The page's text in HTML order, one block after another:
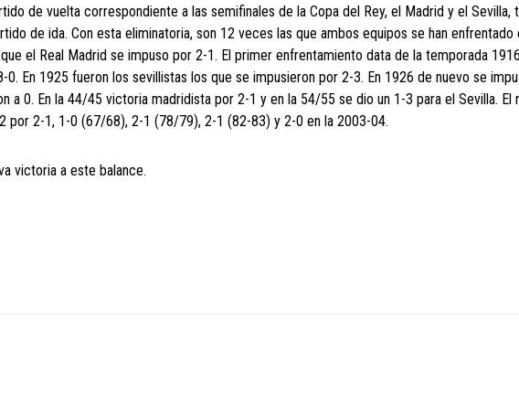
de vuelta correspondiente a las semifinales de la Copa del Rey, el Madrid y el Sevilla,
de ida. Con esta eliminatoria, son 12 veces las que ambos equipos se han enfrentado
el Real Madrid se impuso por 2-1. El primer enfrentamiento data de la temporada
En 1925 fueron los sevillistas los que se impusieron por 2-3. En 1926 de nuevo se
a 0. En la 44/45 victoria madridista por 2-1 y en la 54/55 se dio un 1-3 para el Sevilla. El
por 2-1, 1-0 (67/68), 2-1 (78/79), 2-1 (82-83) y 2-0 en la 2003-04.
victoria a este balance.